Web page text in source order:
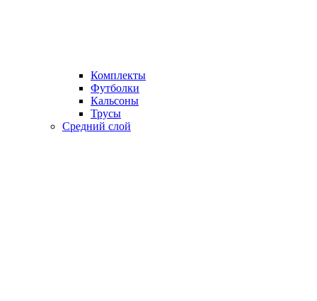
Комплекты
Футболки
Кальсоны
Трусы
Средний слой